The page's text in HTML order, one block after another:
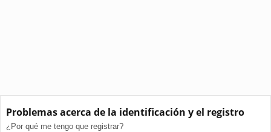
Problemas acerca de la identificación y el registro
¿Por qué me tengo que registrar?